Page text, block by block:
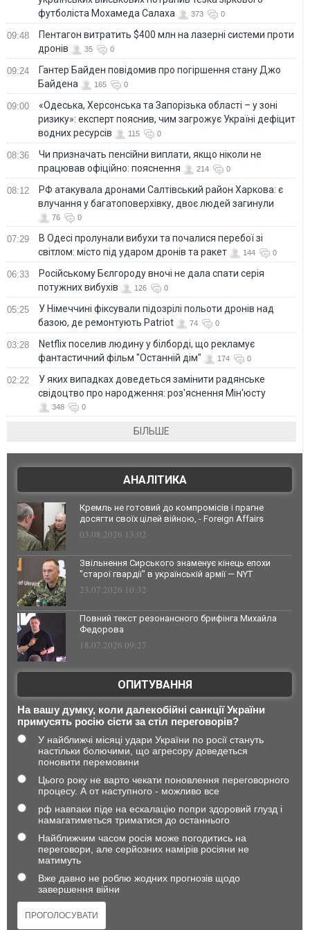
футболіста Мохамеда Салаха
373 0
09:48
Пентагон витратить $400 млн на лазерні системи проти
дронів
35 0
09:24
Гантер Байден повідомив про погіршення стану Джо
Байдена
165 0
09:00
«Одеська, Херсонська та Запорізька області – у зоні
ризику»: експерт пояснив, чим загрожує Україні дефіцит
водних ресурсів
115 0
08:36
Чи призначать пенсійни виплати, якщо ніколи не
працював офіційно: пояснення
214 0
08:12
РФ атакувала дронами Салтівський район Харкова: є
влучання у багатоповерхівку, двоє людей загинули
76 0
07:29
В Одесі пролунали вибухи та почалися перебої зі
світлом: місто під ударом дронів та ракет
144 0
06:33
Російському Бєлгороду вночі не дала спати серія
потужних вибухів
126 0
05:25
У Німеччині фіксували підозрілі польоти дронів над
базою, де ремонтують Patriot
74 0
03:28
Netflix поселив людину у білборді, що рекламує
фантастичний фільм "Останній дім"
174 0
02:22
У яких випадках доведеться замінити радянське
свідоцтво про народження: роз'яснення Мін'юсту
348 0
БІЛЬШЕ
АНАЛІТИКА
Кремль не готовий до компромісів і прагне
досягти своїх цілей війною, - Foreign Affairs
03.08.2026 13:02
Звільнення Сирського знаменує кінець епохи
"старої гвардії" в українській армії — NYT
23.07.2026 10:32
Повний текст резонансного брифінга Михайла
Федорова
18.07.2026 09:27
ОПИТУВАННЯ
На вашу думку, коли далекобійні санкції України
примусять росію сісти за стіл переговорів?
У найближчі місяці удари України по росії стануть
настільки болючими, що агресору доведеться
поновити перемовини
Цього року не варто чекати поновлення переговорного
процесу. А от наступного - можливо все
рф навпаки піде на ескалацію попри здоровий глузд і
намагатиметься триматися до останнього
Найближчим часом росія може погодитись на
переговори, але серйозних намірів росіяни не
матимуть
Вже давно не роблю жодних прогнозів щодо
завершення війни